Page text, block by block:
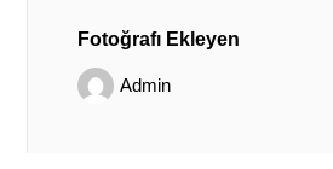
Fotoğrafı Ekleyen
Admin